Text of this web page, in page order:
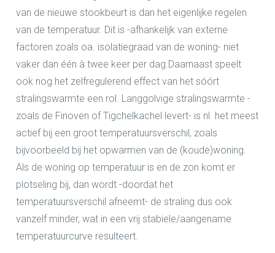
van de nieuwe stookbeurt is dan het eigenlijke regelen
van de temperatuur. Dit is -afhankelijk van externe
factoren zoals oa. isolatiegraad van de woning- niet
vaker dan één à twee keer per dag.Daarnaast speelt
ook nog het zelfregulerend effect van het sóórt
stralingswarmte een rol. Langgolvige stralingswarmte -
zoals de Finoven of Tigchelkachel levert- is nl. het meest
actief bij een groot temperatuursverschil, zoals
bijvoorbeeld bij het opwarmen van de (koude)woning.
Als de woning op temperatuur is en de zon komt er
plotseling bij, dan wordt -doordat het
temperatuursverschil afneemt- de straling dus ook
vanzelf minder, wat in een vrij stabiele/aangename
temperatuurcurve resulteert.